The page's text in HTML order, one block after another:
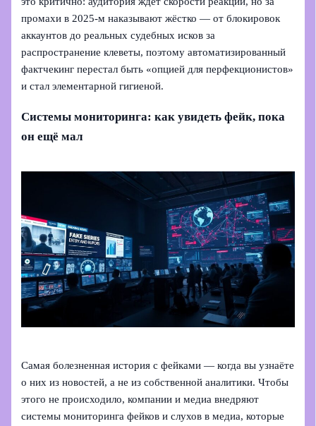
промахи в 2025‑м наказывают жёстко — от блокировок
аккаунтов до реальных судебных исков за
распространение клеветы, поэтому автоматизированный
фактчекинг перестал быть «опцией для перфекционистов»
и стал элементарной гигиеной.
Системы мониторинга: как увидеть фейк, пока
он ещё мал
Самая болезненная история с фейками — когда вы узнаёте
о них из новостей, а не из собственной аналитики. Чтобы
этого не происходило, компании и медиа внедряют
системы мониторинга фейков и слухов в медиа, которые